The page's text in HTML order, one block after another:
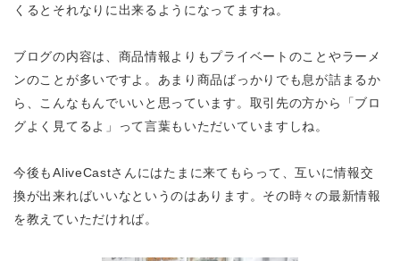
くるとそれなりに出来るようになってますね。
ブログの内容は、商品情報よりもプライベートのことやラーメ
ンのことが多いですよ。あまり商品ばっかりでも息が詰まるか
ら、こんなもんでいいと思っています。取引先の方から「ブロ
グよく見てるよ」って言葉もいただいていますしね。
今後もAliveCastさんにはたまに来てもらって、互いに情報交
換が出来ればいいなというのはあります。その時々の最新情報
を教えていただければ。